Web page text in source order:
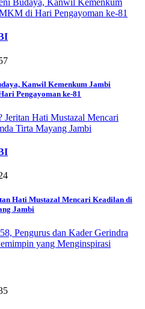
Kanwil Kemenkum Jambi
Pengayoman ke-81
Hati Mustazal Mencari Keadilan di
Jambi